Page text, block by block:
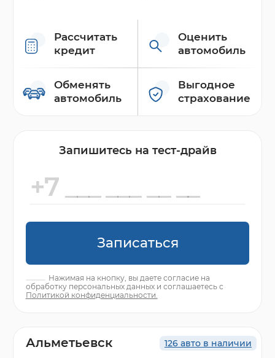
Рассчитать
кредит
Оценить
автомобиль
Обменять
автомобиль
Выгодное
страхование
Запишитесь на тест-драйв
Записаться
Нажимая на кнопку, вы даете согласие на
обработку персональных данных и соглашаетесь с
Политикой конфиденциальности.
126 авто в наличии
Альметьевск